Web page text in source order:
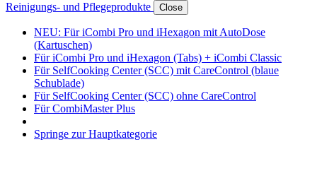
Reinigungs- und Pflegeprodukte Close
NEU: Für iCombi Pro und iHexagon mit AutoDose
(Kartuschen)
Für iCombi Pro und iHexagon (Tabs) + iCombi Classic
Für SelfCooking Center (SCC) mit CareControl (blaue
Schublade)
Für SelfCooking Center (SCC) ohne CareControl
Für CombiMaster Plus
Springe zur Hauptkategorie